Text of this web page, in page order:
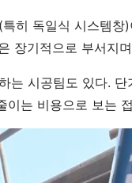
히 독일식 시스템창
장기적으로 부서지
는 시공팀도 있다.
이는 비용으로 보는